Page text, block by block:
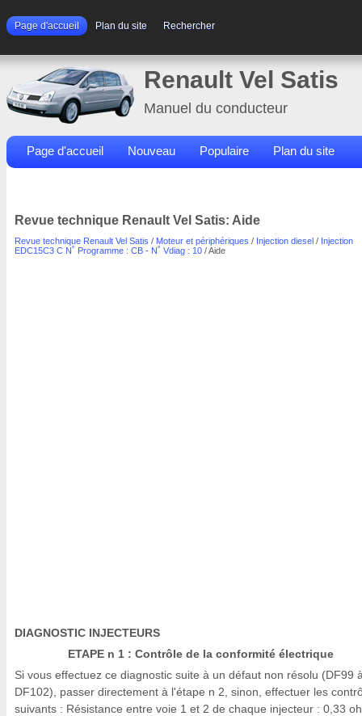
Page d'accueil Plan du site Rechercher
Renault Vel Satis
Manuel du conducteur
Page d'accueil Nouveau Populaire Plan du site
Revue technique Renault Vel Satis: Aide
Revue technique Renault Vel Satis / Moteur et périphériques / Injection diesel / Injection
EDC15C3 C N˚ Programme : CB - N˚ Vdiag : 10 / Aide
DIAGNOSTIC INJECTEURS
ETAPE n 1 : Contrôle de la conformité électrique
Si vous effectuez ce diagnostic suite à un défaut non résolu (DF99
DF102), passer directement à l'étape n 2, sinon, effectuer les
suivants : Résistance entre voie 1 et 2 de chaque injecteur : 0,33